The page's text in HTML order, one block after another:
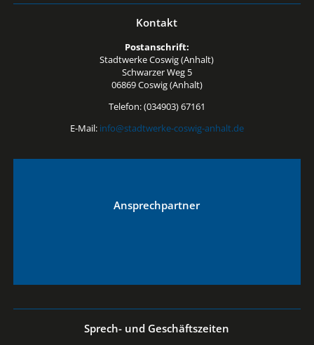
Kontakt
Postanschrift:
Stadtwerke Coswig (Anhalt)
Schwarzer Weg 5
06869 Coswig (Anhalt)
Telefon: (034903) 67161
E-Mail: info@stadtwerke-coswig-anhalt.de
Ansprechpartner
Sprech- und Geschäftszeiten